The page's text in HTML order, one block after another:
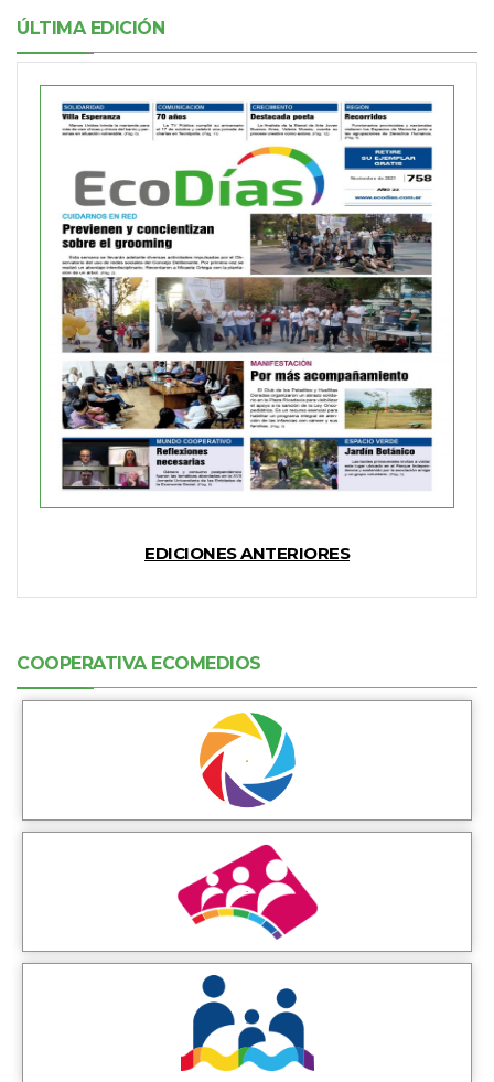
ÚLTIMA EDICIÓN
EDICIONES ANTERIORES
COOPERATIVA ECOMEDIOS